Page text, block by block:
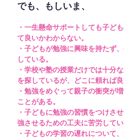
でも、もしいま、
・一生懸命サポートしても子ど
て良いかわからない。
・子どもが勉強に興味を持たず
している。
・学校や塾の授業だけでは十分
を探しているが、どこに頼れば良
・勉強をめぐって親子の衝突が
ことがある。
・子どもに勉強の習慣をつけさ
強させるための工夫に苦労してい
・子どもの学習の遅れについて